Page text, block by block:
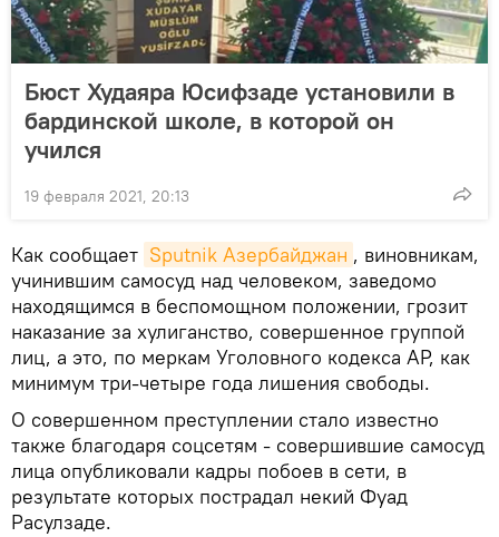
Бюст Худаяра Юсифзаде установили в
бардинской школе, в которой он
учился
19 февраля 2021, 20:13
Как сообщает Sputnik Азербайджан , виновникам,
учинившим самосуд над человеком, заведомо
находящимся в беспомощном положении, грозит
наказание за хулиганство, совершенное группой
лиц, а это, по меркам Уголовного кодекса АР, как
минимум три-четыре года лишения свободы.
О совершенном преступлении стало известно
также благодаря соцсетям - совершившие самосуд
лица опубликовали кадры побоев в сети, в
результате которых пострадал некий Фуад
Расулзаде.